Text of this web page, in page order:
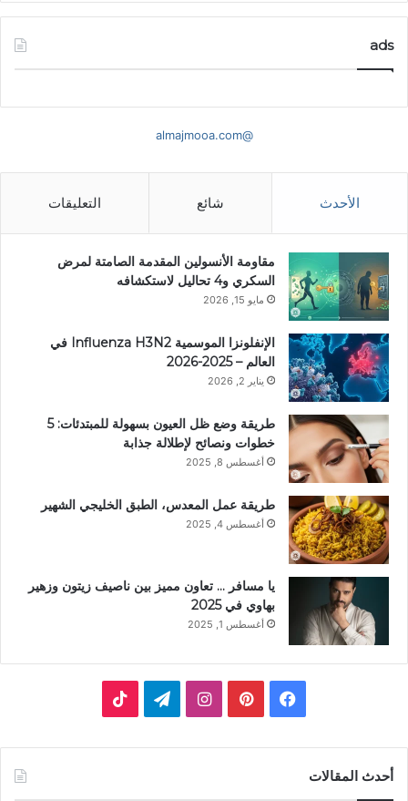
ads
@almajmooa.com
الأحدث شائع التعليقات
مقاومة الأنسولين المقدمة الصامتة لمرض
السكري و4 تحاليل لاستكشافه
مايو 15, 2026
الإنفلونزا الموسمية Influenza H3N2 في
العالم – 2025-2026
يناير 2, 2026
طريقة وضع ظل العيون بسهولة للمبتدئات: 5
خطوات ونصائح لإطلالة جذابة
أغسطس 8, 2025
طريقة عمل المعدس، الطبق الخليجي الشهير
أغسطس 4, 2025
يا مسافر … تعاون مميز بين ناصيف زيتون وزهير
بهاوي في 2025
أغسطس 1, 2025
فيسبوكبينتيريستانستقرامتيلقرام
أحدث المقالات